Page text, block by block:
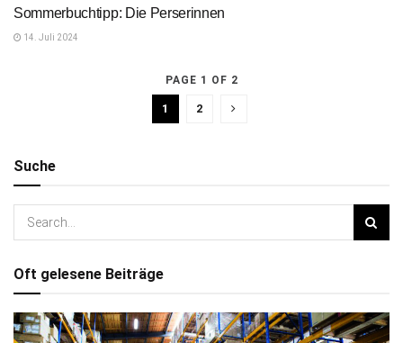
Sommerbuchtipp: Die Perserinnen
14. Juli 2024
PAGE 1 OF 2
1 2
Suche
Oft gelesene Beiträge